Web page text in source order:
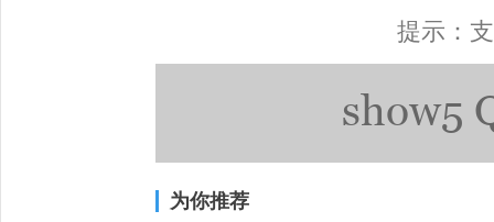
提示：
为你推荐